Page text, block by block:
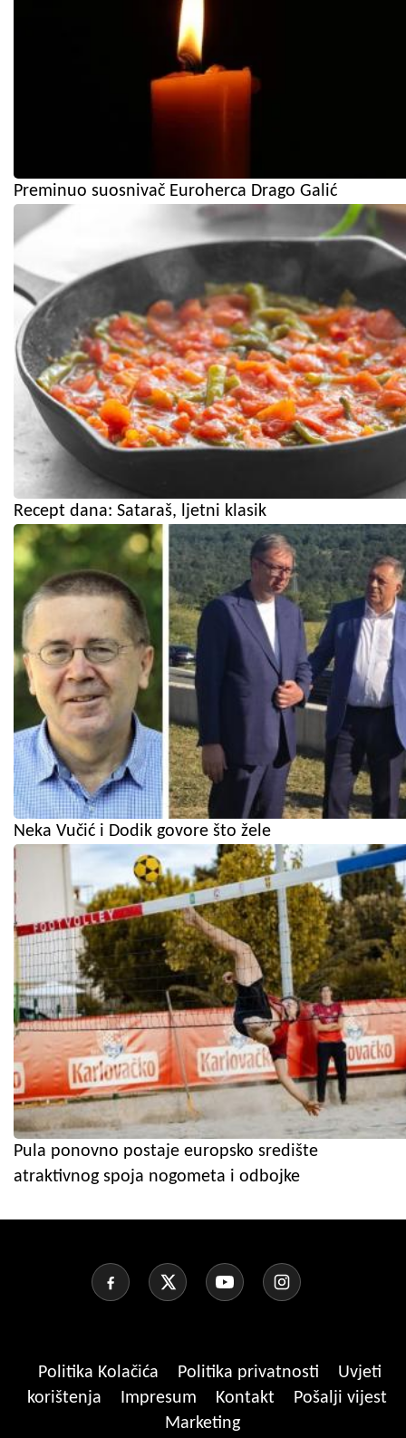
Preminuo suosnivač Euroherca Drago Galić
Recept dana: Sataraš, ljetni klasik
Neka Vučić i Dodik govore što žele
Pula ponovno postaje europsko središte
atraktivnog spoja nogometa i odbojke
Politika Kolačića Politika privatnosti
Uvjeti
korištenja
Impresum Kontakt
Pošalji vijest
Marketing